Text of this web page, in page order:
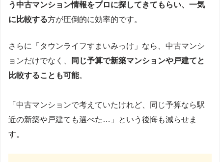
う中古マンション情報をプロに探してきてもらい、一気
に比較する方が圧倒的に効率的です。
さらに「タウンライフすまいみっけ」なら、中古マンシ
ョンだけでなく、
同じ予算で新築マンションや戸建てと
比較することも可能。
「中古マンションで考えていたけれど、同じ予算なら駅
近の新築や戸建ても選べた…」という後悔も減らせま
す。